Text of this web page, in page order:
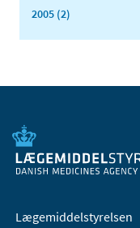
2005 (2)
Lægemiddelstyrelsen